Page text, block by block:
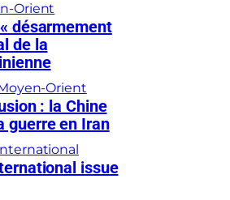
Orient
désarmement
de la
Orient
: la Chine
guerre en Iran
issue